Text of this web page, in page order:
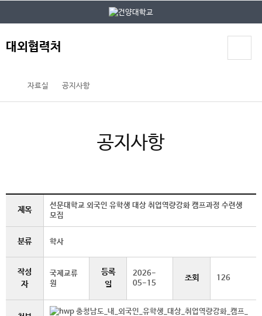
대외협력처
자료실 공지사항
공지사항
제목
선문대학교 외국인 유학생 대상 취업역량강화 캠프과정 수련생
모집
분류 학사
작성
자
국제교류
원
등록
일
2026-
05-15
조회 126
충청남도_내_외국인_유학생_대상_취업역량강화_캠프_